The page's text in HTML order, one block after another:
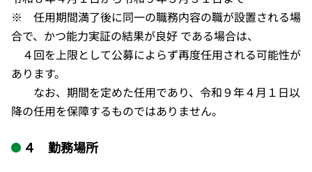
※ 任用期間満了後に同一の職務内容の職が設置される場
合で、かつ能力実証の結果が良好 である場合は、
４回を上限として公募によらず再度任用される可能性が
あります。
なお、期間を定めた任用であり、令和９年４月１日以
降の任用を保障するものではありません。
４ 勤務場所